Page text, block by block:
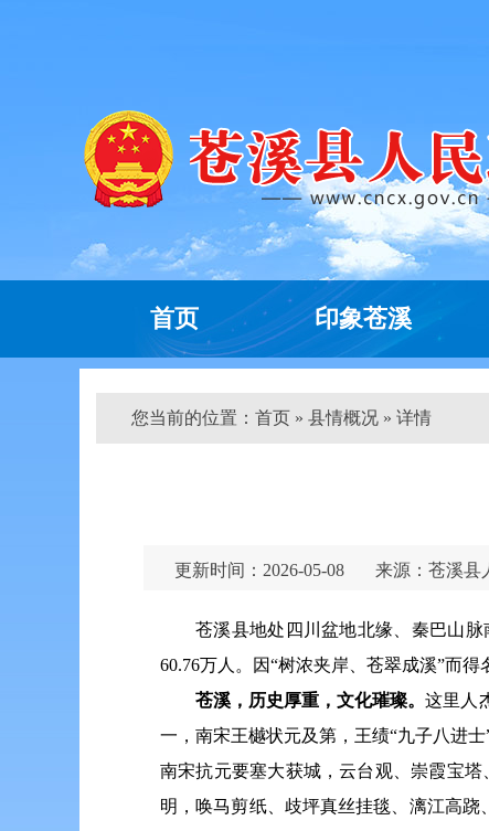
首页 印象苍溪
您当前的位置： 首页 » 县情概况 » 详情
更新时间：2026-05-08 来源：苍溪县
苍溪县地处四川盆地北缘、秦巴山脉
60.76万人。因“树浓夹岸、苍翠成溪”而得
苍溪，历史厚重，文化璀璨。这里人
一，南宋王樾状元及第，王绩“九子八进
南宋抗元要塞大获城，云台观、崇霞宝
明，唤马剪纸、歧坪真丝挂毯、漓江高